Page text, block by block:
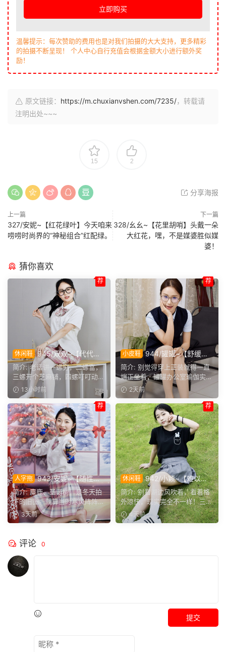
立即购买
温馨提示：每次赞助的费用也是对我们拍摄的大大支持，更多精彩
的拍摄不断呈现！ 个人中心自行充值会根据金额大小进行额外奖
励！
原文链接： https://m.chuxianvshen.com/7235/，转载请
注明出处~~~
15 2
分享海报
上一篇
327/安妮~【红花绿叶】今天咱来
唠唠时尚界的“神秘组合”红配绿。
下一篇
328/幺幺~【花里胡哨】头戴一朵
大红花，嘿，不是媒婆胜似媒
婆！
猜你喜欢
休闲鞋 945/双双~【代代相
传】提起手指螺纹的老话，不
少人小时候都听过，大家还能
回忆起几句？
简介: 老话讲一螺穷，二螺富，
三螺开个芝麻铺，四螺叮叮动，
五螺挑屎桶。和双双聊...
13小时前
荐
小皮鞋 944/罐罐~【舒缓筋
骨】谁说正装不方便舒展肢
体，干练得体的职场装束，练
瑜伽完全不受影响。
简介: 别觉得穿上正装就得一直
端正坐着，罐罐办公室瑜伽实拍
来啦。就算一身正装，...
2天前
荐
人字拖 943/安妮~【随性悦
己】不必被季节左右穿搭，喜
欢没有时间界限，无论什么时
候，都可以穿上小裙子
简介: 麋鹿、圣诞树，是冬天拍
下的旧图。就算当时寒风阵阵，
也少不了学院风百褶裙...
3天前
荐
休闲鞋 942/小颖~【难以招
架】 微风根本解不了燥热，
没待一会儿就已经汗流浃背。
简介: 别看湖边风吹着，看着格
外凉快，现实完全不一样！三伏
天威力真不是开玩笑，...
4天前
荐
评论 0
提交